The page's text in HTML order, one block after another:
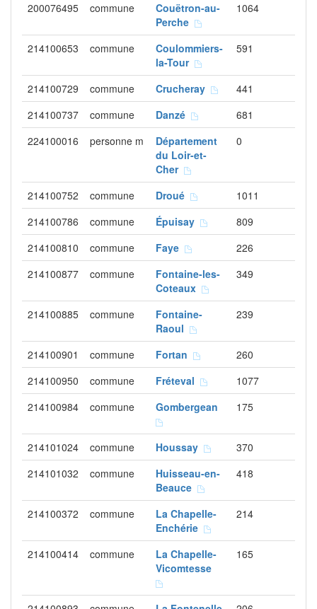
200076495
commune
Couëtron-au-
Perche
1064
214100653 commune
Coulommiers-
la-Tour
591
214100729 commune Crucheray
441
214100737
commune Danzé
681
224100016
personne m
Département
du Loir-et-
Cher
0
214100752 commune Droué
1011
214100786
commune Épuisay
809
214100810
commune Faye
226
214100877
commune
Fontaine-les-
Coteaux
349
214100885 commune
Fontaine-
Raoul
239
214100901 commune Fortan
260
214100950
commune Fréteval
1077
214100984
commune Gombergean 175
214101024 commune Houssay
370
214101032
commune
Huisseau-en-
Beauce
418
214100372 commune
La Chapelle-
Enchérie
214
214100414 commune
La Chapelle-
Vicomtesse
165